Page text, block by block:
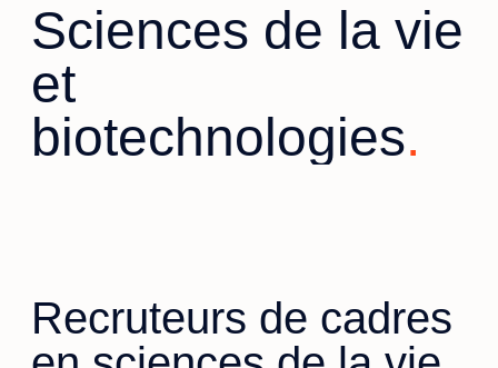
Sciences de la vie
et
biotechnologies
Recruteurs de cadres